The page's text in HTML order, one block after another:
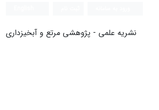
نشریه علمی - پژوهشی مرتع و آبخیزداری